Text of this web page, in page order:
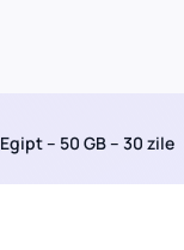
Egipt – 50 GB – 30 zile